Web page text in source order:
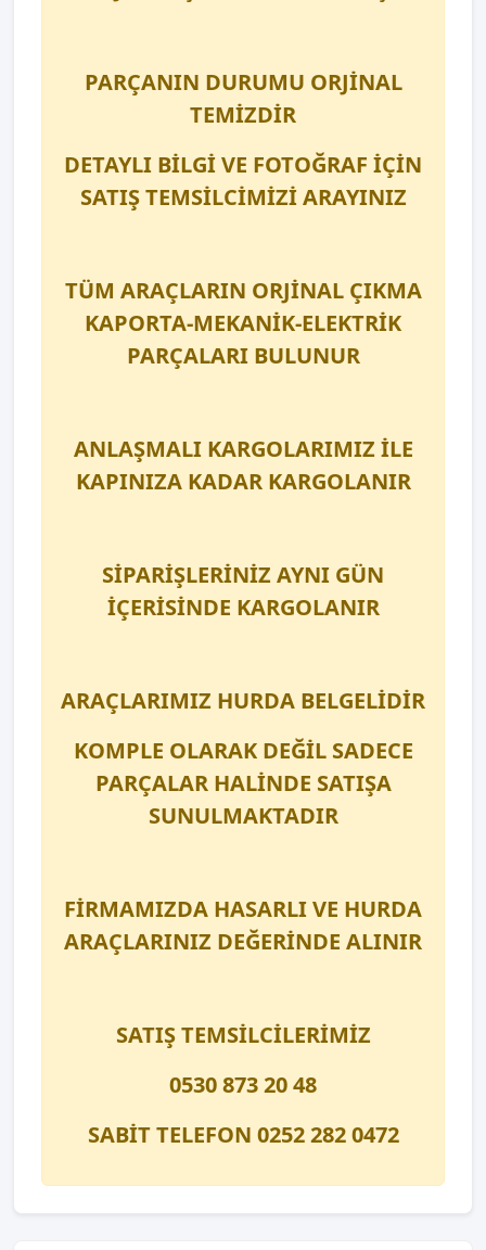
PARÇANIN DURUMU ORJİNAL
TEMİZDİR
DETAYLI BİLGİ VE FOTOĞRAF İÇİN
SATIŞ TEMSİLCİMİZİ ARAYINIZ
TÜM ARAÇLARIN ORJİNAL ÇIKMA
KAPORTA-MEKANİK-ELEKTRİK
PARÇALARI BULUNUR
ANLAŞMALI KARGOLARIMIZ İLE
KAPINIZA KADAR KARGOLANIR
SİPARİŞLERİNİZ AYNI GÜN
İÇERİSİNDE KARGOLANIR
ARAÇLARIMIZ HURDA BELGELİDİR
KOMPLE OLARAK DEĞİL SADECE
PARÇALAR HALİNDE SATIŞA
SUNULMAKTADIR
FİRMAMIZDA HASARLI VE HURDA
ARAÇLARINIZ DEĞERİNDE ALINIR
SATIŞ TEMSİLCİLERİMİZ
0530 873 20 48
SABİT TELEFON 0252 282 0472